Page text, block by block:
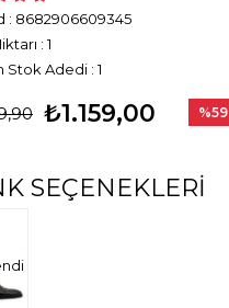
: 8682906609345
: 1
Stok Adedi : 1
₺1.159,00 %59
SEÇENEKLERI